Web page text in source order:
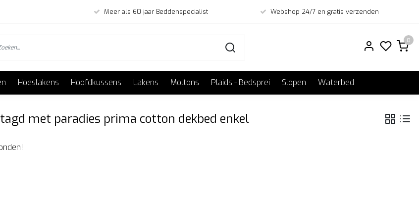
Meer als 60 jaar Beddenspecialist Webshop 24/7 en gratis verzenden
0
Hoeslakens Hoofdkussens Lakens Moltons Plaids - Bedsprei Slopen Waterbed
met paradies prima cotton dekbed enkel